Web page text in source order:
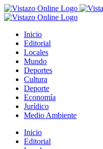
Saltar
al
Inicio
Editorial
Locales
Mundo
Deportes
Cultura
Deporte
Economía
Jurídico
Medio Ambiente
Inicio
Editorial